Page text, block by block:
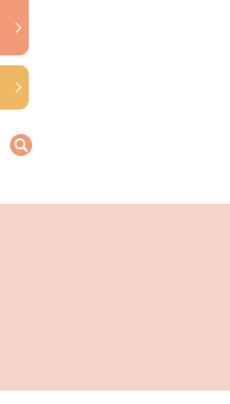
search